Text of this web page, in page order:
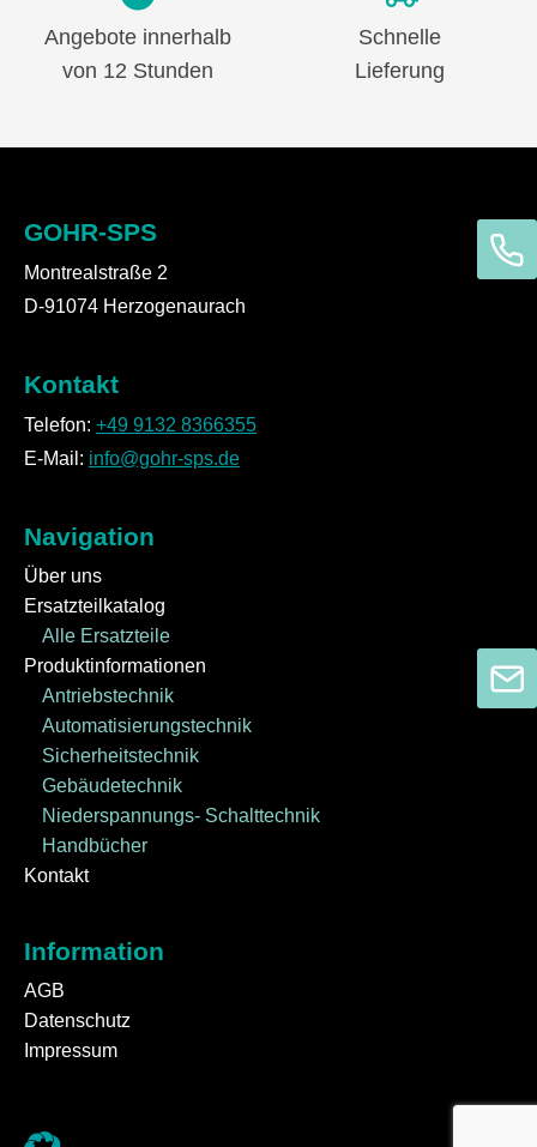
Angebote innerhalb
von 12 Stunden
Schnelle
Lieferung
GOHR-SPS
Montrealstraße 2
D-91074 Herzogenaurach
Kontakt
Telefon: +49 9132 8366355
E-Mail: info@gohr-sps.de
Navigation
Über uns
Ersatzteilkatalog
Alle Ersatzteile
Produktinformationen
Antriebstechnik
Automatisierungstechnik
Sicherheitstechnik
Gebäudetechnik
Niederspannungs- Schalttechnik
Handbücher
Kontakt
Information
AGB
Datenschutz
Impressum